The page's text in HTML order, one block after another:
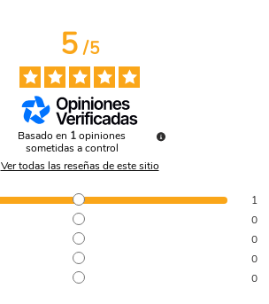
5/5
Basado en 1opiniones
sometidas a control
Ver todas las reseñas de este sitio
1
0
0
0
0